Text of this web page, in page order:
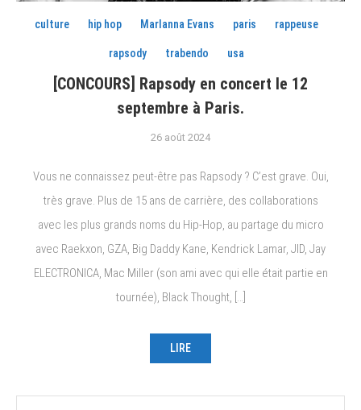
culture hip hop Marlanna Evans paris rappeuse
rapsody trabendo usa
[CONCOURS] Rapsody en concert le 12
septembre à Paris.
26 août 2024
Vous ne connaissez peut-être pas Rapsody ? C’est grave. Oui,
très grave. Plus de 15 ans de carrière, des collaborations
avec les plus grands noms du Hip-Hop, au partage du micro
avec Raekxon, GZA, Big Daddy Kane, Kendrick Lamar, JID, Jay
ELECTRONICA, Mac Miller (son ami avec qui elle était partie en
tournée), Black Thought, […]
LIRE